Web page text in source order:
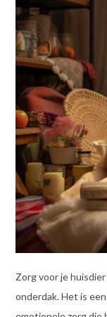
Zorg voor je
onderdak. Het is